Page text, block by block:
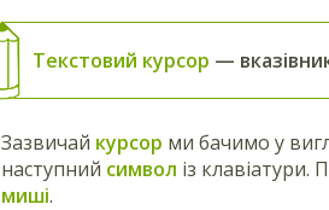
Текстовий курсор —
Зазвичай курсор ми бачимо у
наступний символ із
миші.